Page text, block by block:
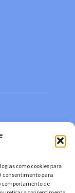
como cookies para
consentimento para
comportamento de